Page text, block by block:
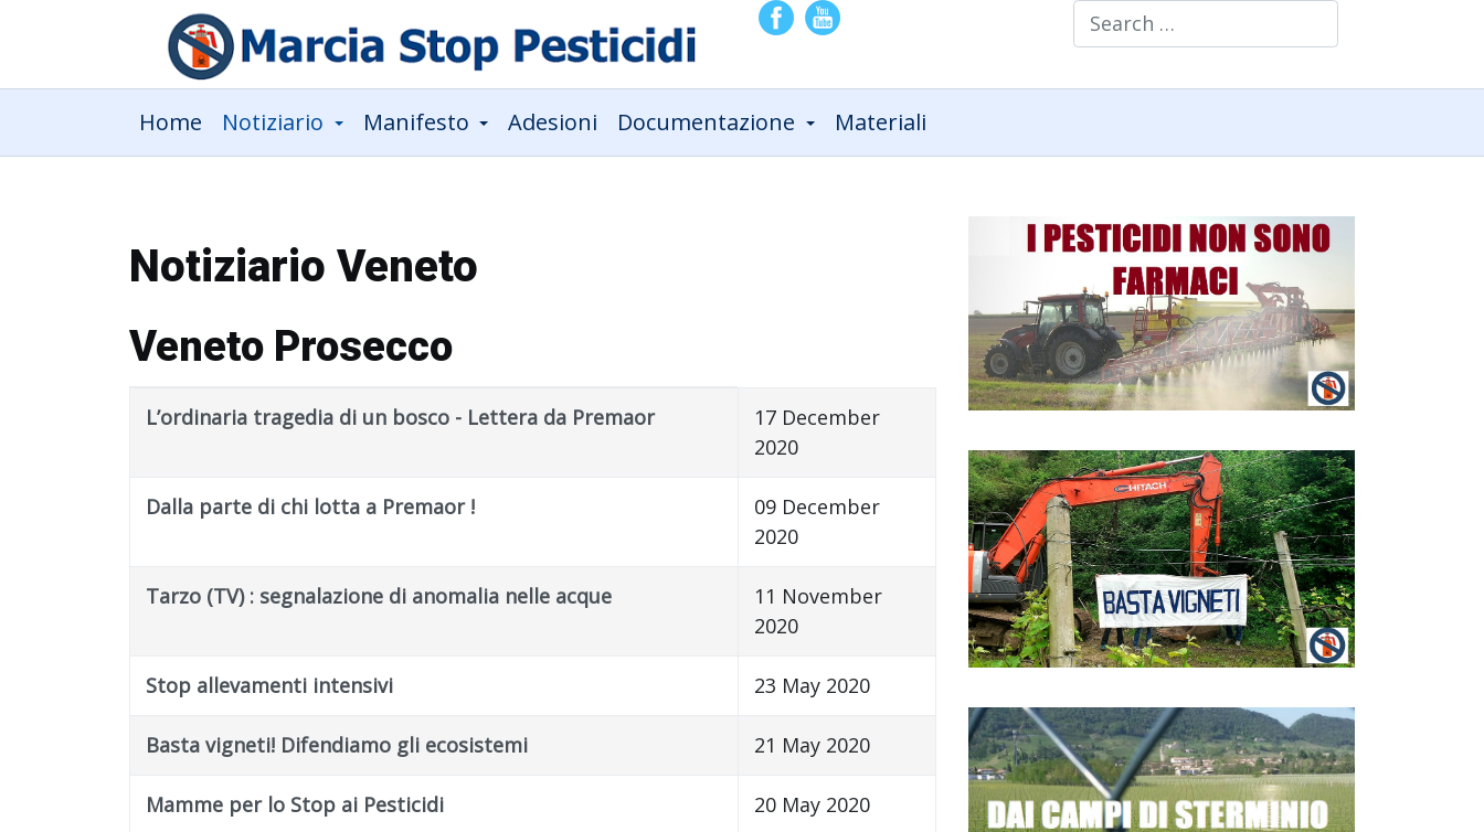
Search
Home Notiziario Manifesto Adesioni Documentazione Materiali
Notiziario Veneto
Veneto Prosecco
Title Published Date
L’ordinaria tragedia di un bosco - Lettera da Premaor
17 December
2020
Dalla parte di chi lotta a Premaor !
09 December
2020
Tarzo (TV) : segnalazione di anomalia nelle acque
11 November
2020
Stop allevamenti intensivi 23 May 2020
Basta vigneti! Difendiamo gli ecosistemi 21 May 2020
Mamme per lo Stop ai Pesticidi 20 May 2020